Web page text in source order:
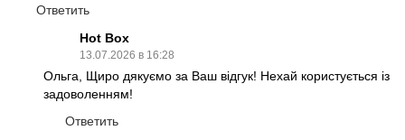
Ответить
Hot Box
13.07.2026 в 16:28
Ольга, Щиро дякуємо за Ваш відгук! Нехай користується із
задоволенням!
Ответить